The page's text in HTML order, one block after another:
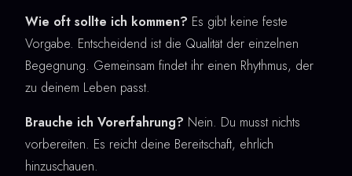
Wie oft sollte ich kommen? Es gibt keine feste
Vorgabe. Entscheidend ist die Qualität der einzelnen
Begegnung. Gemeinsam findet ihr einen Rhythmus, der
zu deinem Leben passt.
Brauche ich Vorerfahrung? Nein. Du musst nichts
vorbereiten. Es reicht deine Bereitschaft, ehrlich
hinzuschauen.